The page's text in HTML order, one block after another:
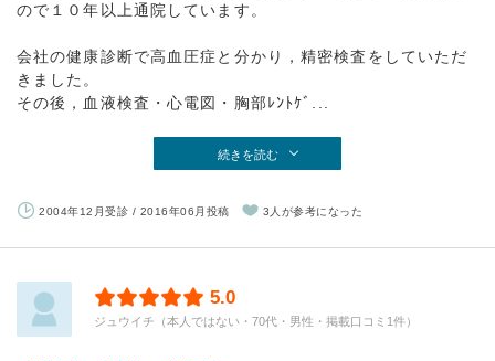
ので１０年以上通院しています。
会社の健康診断で高血圧症と分かり，精密検査をしていただ
きました。
その後，血液検査・心電図・胸部ﾚﾝﾄｹﾞ...
続きを読む
2004年12月受診 / 2016年06月投稿 3人が参考になった
5.0
ジュウイチ（本人ではない・70代・男性・掲載口コミ1件）